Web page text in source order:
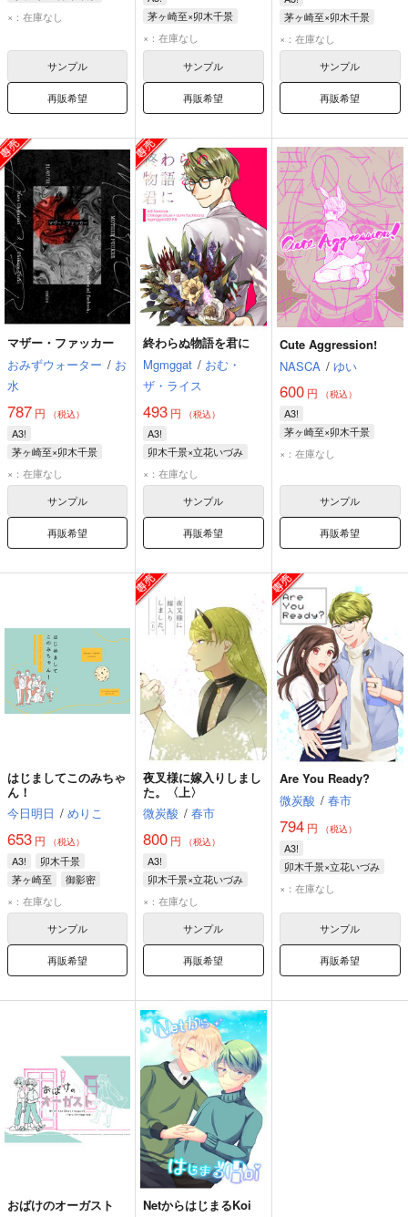
茅ヶ崎至
×：在庫なし
サンプル
再販希望
茅ヶ崎至×卯木千景
茅ヶ崎至
×：在庫なし
サンプル
再販希望
茅ヶ崎至×卯木千景
茅ヶ崎至
×：在庫なし
サンプル
再販希望
マザー・ファッカー
おみずウォーター / お
水
787 円 （税込）
A3!
茅ヶ崎至×卯木千景
卯木千景
×：在庫なし
サンプル
再販希望
終わらぬ物語を君に
Mgmggat / おむ・
ザ・ライス
493 円 （税込）
A3!
卯木千景×立花いづみ
卯木千景
×：在庫なし
サンプル
再販希望
Cute Aggression!
NASCA / ゆい
600円 （税込）
A3!
茅ヶ崎至×卯木千景
茅ヶ崎至
×：在庫なし
サンプル
再販希望
はじましてこのみちゃ
ん！
今日明日 / めりこ
653 円 （税込）
A3!
卯木千景
茅ヶ崎至
御影密
×：在庫なし
サンプル
再販希望
夜叉様に嫁入りしまし
た。〈上〉
微炭酸 / 春市
800 円 （税込）
A3!
卯木千景×立花いづみ
卯木千景
×：在庫なし
サンプル
再販希望
Are You Ready?
微炭酸 / 春市
794円 （税込）
A3!
卯木千景×立花いづみ
卯木千景
×：在庫なし
サンプル
再販希望
おばけのオーガスト
NetからはじまるKoi